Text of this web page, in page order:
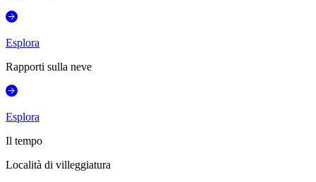
Esplora
Rapporti sulla neve
Esplora
Il tempo
Località di villeggiatura